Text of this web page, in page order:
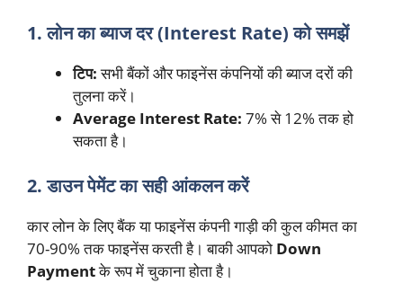
1. लोन का ब्याज दर (Interest Rate) को समझें
टिप:सभी बैंकों और फाइनेंस कंपनियों की ब्याज दरों की
तुलना करें।
Average Interest Rate: 7% से 12% तक हो
सकता है।
2. डाउन पेमेंट का सही आंकलन करें
कार लोन के लिए बैंक या फाइनेंस कंपनी गाड़ी की कुल कीमत का
70-90% तक फाइनेंस करती है। बाकी आपको Down
Paymentके रूप में चुकाना होता है।